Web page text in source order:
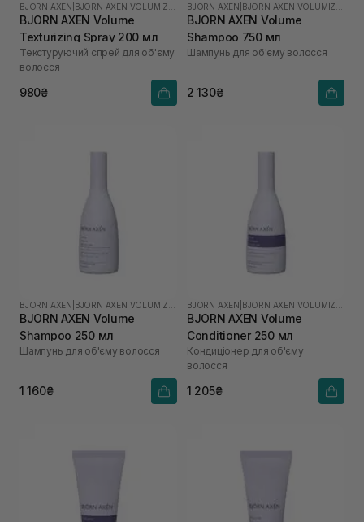
BJORN AXEN
BJORN AXEN Volume
Texturizing Spray 200 мл
Текстуруючий спрей для об'єму
волосся
980₴
BJORN AXEN
BJORN AXEN Volume
Shampoo 750 мл
Шампунь для об'єму волосся
2 130₴
BJORN AXEN
BJORN AXEN Volume
Shampoo 250 мл
Шампунь для об'єму волосся
1 160₴
BJORN AXEN
BJORN AXEN Volume
Conditioner 250 мл
Кондиціонер для об'єму
волосся
1 205₴